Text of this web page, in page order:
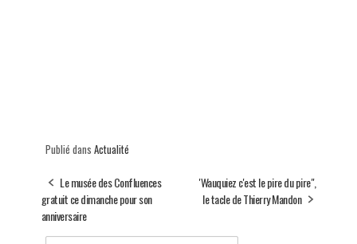
Publié dans Actualité
Le musée des Confluences
gratuit ce dimanche pour son
anniversaire
'Wauquiez c'est le pire du pire",
le tacle de Thierry Mandon